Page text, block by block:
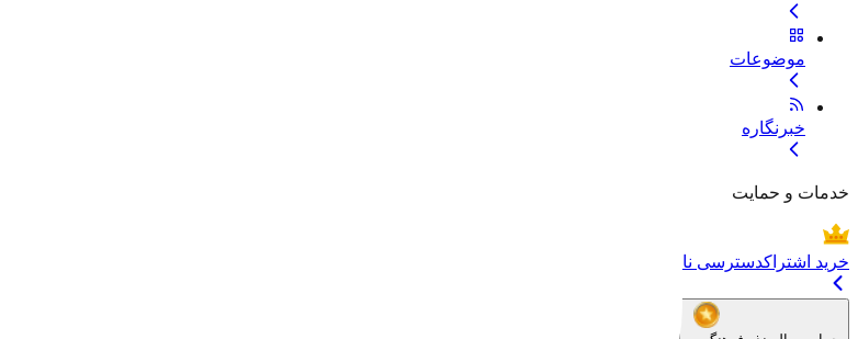
موضوعات
خبرنگاره
خدمات و حمایت
خرید اشتراکدسترسی نامحدود به تمام فایل‌ها